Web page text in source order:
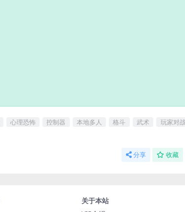
心理恐怖 控制器 本地多人 格斗 武术
玩家对
分享 收藏
关于本站